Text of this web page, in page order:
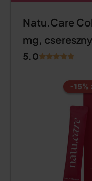
Natu.Care
mg,
5.0